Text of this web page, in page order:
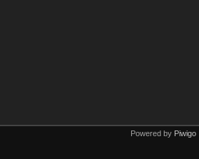
Powered by Piwigo